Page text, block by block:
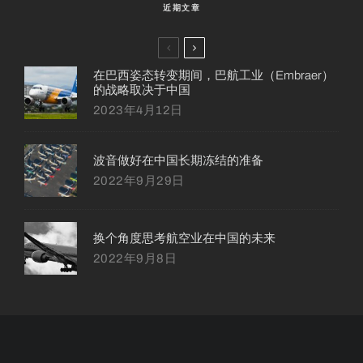
近期文章
在巴西姿态转变期间，巴航工业（Embraer）
的战略取决于中国
2023年4月12日
波音做好在中国长期冻结的准备
2022年9月29日
换个角度思考航空业在中国的未来
2022年9月8日